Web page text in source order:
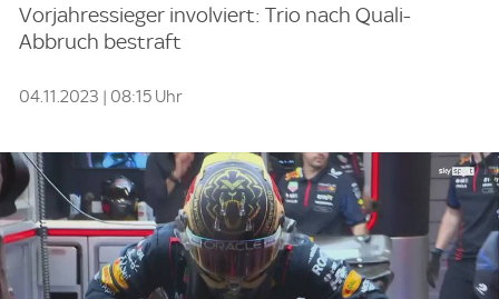
Vorjahressieger involviert: Trio nach Quali-
Abbruch bestraft
04.11.2023 | 08:15 Uhr